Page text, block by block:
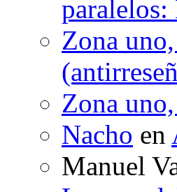
Zona
Zona
Nacho en
Manuel